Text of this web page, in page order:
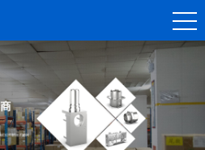
恩创科技-精密锌合金压铸件，赋能消费电子连接器高质量发展
2026-08-07
恩创科技-不同压铸铝合金材质有什么区别？快速选型指南
2026-07-30